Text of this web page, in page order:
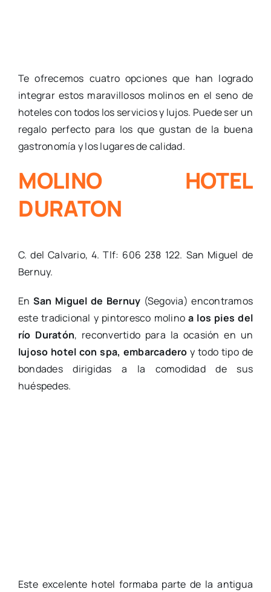
Te ofrecemos cuatro opciones que han logrado
integrar estos maravillosos molinos en el seno de
hoteles con todos los servicios y lujos. Puede ser un
regalo perfecto para los que gustan de la buena
gastronomía y los lugares de calidad.
MOLINO HOTEL
DURATON
C. del Calvario, 4. Tlf: 606 238 122. San Miguel de
Bernuy.
En San Miguel de Bernuy (Segovia) encontramos
este tradicional y pintoresco molinoa los pies del
río Duratón, reconvertido para la ocasión en un
lujoso hotel con spa, embarcadero y todo tipo de
bondades dirigidas a la comodidad de sus
huéspedes.
Este excelente hotel formaba parte de la antigua